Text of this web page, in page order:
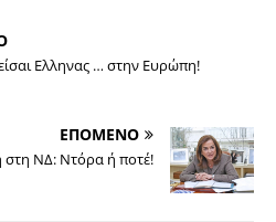
Ελληνας … στην Ευρώπη!
ΕΠΟΜΕΝΟ
στη ΝΔ: Ντόρα ή ποτέ!